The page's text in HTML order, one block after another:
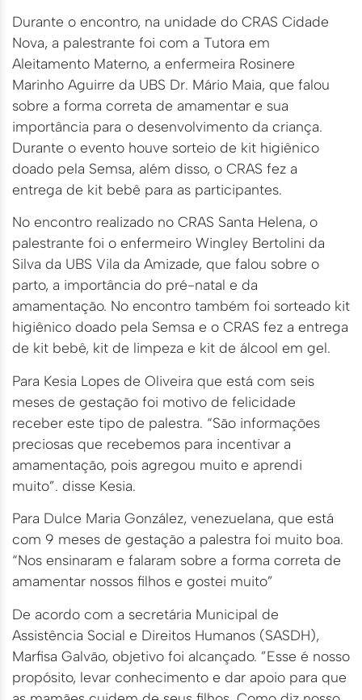
Durante o encontro, na unidade do CRAS Cidade
Nova, a palestrante foi com a Tutora em
Aleitamento Materno, a enfermeira Rosinere
Marinho Aguirre da UBS Dr. Mário Maia, que falou
sobre a forma correta de amamentar e sua
importância para o desenvolvimento da criança.
Durante o evento houve sorteio de kit higiênico
doado pela Semsa, além disso, o CRAS fez a
entrega de kit bebê para as participantes.
No encontro realizado no CRAS Santa Helena, o
palestrante foi o enfermeiro Wingley Bertolini da
Silva da UBS Vila da Amizade, que falou sobre o
parto, a importância do pré-natal e da
amamentação. No encontro também foi sorteado kit
higiênico doado pela Semsa e o CRAS fez a entrega
de kit bebê, kit de limpeza e kit de álcool em gel.
Para Kesia Lopes de Oliveira que está com seis
meses de gestação foi motivo de felicidade
receber este tipo de palestra. “São informações
preciosas que recebemos para incentivar a
amamentação, pois agregou muito e aprendi
muito”. disse Kesia.
Para Dulce Maria González, venezuelana, que está
com 9 meses de gestação a palestra foi muito boa.
“Nos ensinaram e falaram sobre a forma correta de
amamentar nossos filhos e gostei muito”
De acordo com a secretária Municipal de
Assistência Social e Direitos Humanos (SASDH),
Marfisa Galvão, objetivo foi alcançado. ”Esse é nosso
propósito, levar conhecimento e dar apoio para que